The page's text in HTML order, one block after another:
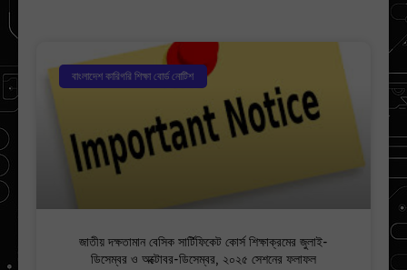
বাংলাদেশ কারিগরি শিক্ষা বোর্ড নোটিশ
জাতীয় দক্ষতামান বেসিক সার্টিফিকেট কোর্স শিক্ষাক্রমের জুলাই-
ডিসেম্বর ও অক্টোবর-ডিসেম্বর, ২০২৫ সেশনের ফলাফল